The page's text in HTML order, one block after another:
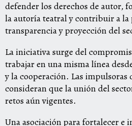
defender los derechos de autor,
la autoría teatral y contribuir a
transparencia y proyección del
La iniciativa surge del
trabajar en una misma línea
y la cooperación. Las impulsoras
consideran que la unión del
retos aún vigentes.
Una asociación para fortalecer e